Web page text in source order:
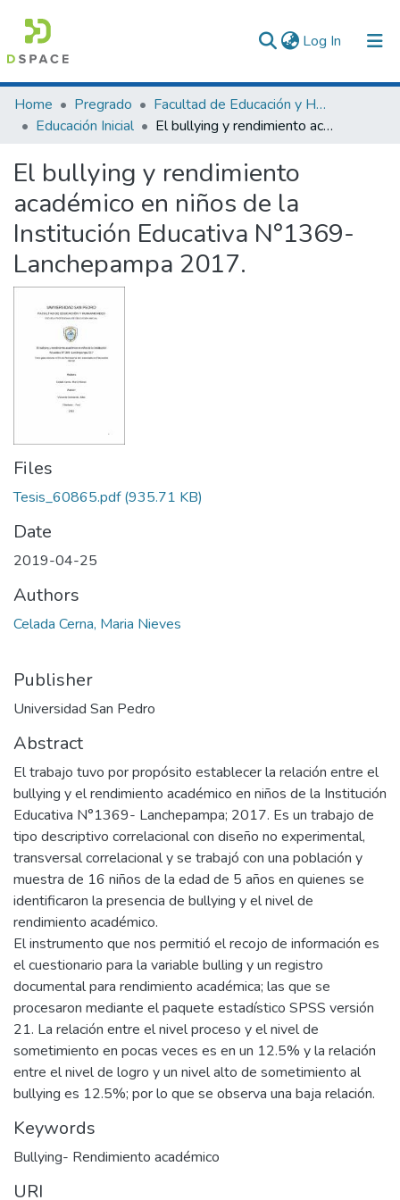
Log In (current)
Communities & Collections
All of DSpace
Statistics
Home Pregrado
Facultad de Educación y Humanidades
Educación Inicial
El bullying y rendimiento académico en niños de la Institución Educativa N°1369- Lanchepampa 2017.
El bullying y rendimiento
académico en niños de la
Institución Educativa N°1369-
Lanchepampa 2017.
Files
Tesis_60865.pdf(935.71 KB)
Date
2019-04-25
Authors
Celada Cerna, Maria Nieves
Publisher
Universidad San Pedro
Abstract
El trabajo tuvo por propósito establecer la relación entre el
bullying y el rendimiento académico en niños de la Institución
Educativa N°1369- Lanchepampa; 2017. Es un trabajo de
tipo descriptivo correlacional con diseño no experimental,
transversal correlacional y se trabajó con una población y
muestra de 16 niños de la edad de 5 años en quienes se
identificaron la presencia de bullying y el nivel de
rendimiento académico.
El instrumento que nos permitió el recojo de información es
el cuestionario para la variable bulling y un registro
documental para rendimiento académica; las que se
procesaron mediante el paquete estadístico SPSS versión
21. La relación entre el nivel proceso y el nivel de
sometimiento en pocas veces es en un 12.5% y la relación
entre el nivel de logro y un nivel alto de sometimiento al
bullying es 12.5%; por lo que se observa una baja relación.
Keywords
Bullying- Rendimiento académico
URI